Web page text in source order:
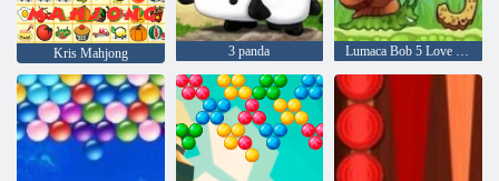
Kris Mahjong 3 panda Lumaca Bob 5 Love Story